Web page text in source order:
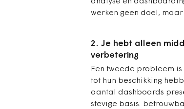
analyse en
werken geen doel,
2. Je hebt alleen
verbetering
Een tweede probleem
tot hun beschikking
aantal dashboards
stevige basis: